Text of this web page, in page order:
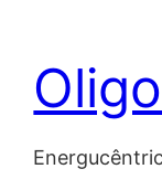
content